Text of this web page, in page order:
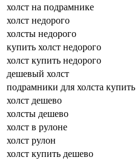
холст на подрамнике
холст недорого
холсты недорого
купить холст недорого
холст купить недорого
дешевый холст
подрамники для холста купить
холст дешево
холсты дешево
холст в рулоне
холст рулон
холст купить дешево